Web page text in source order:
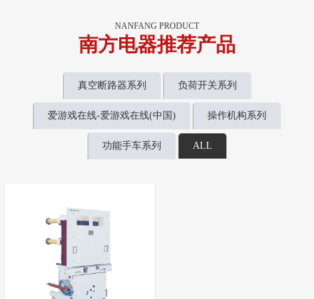
NANFANG PRODUCT
南方电器推荐产品
真空断路器系列 负荷开关系列
爱游戏在线-爱游戏在线(中国) 操作机构系列
功能手车系列 ALL